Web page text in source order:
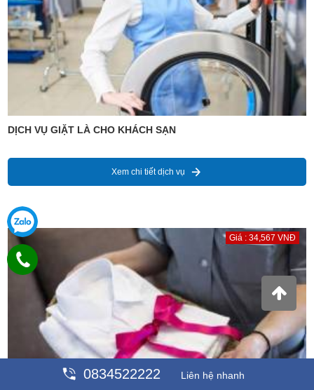
DỊCH VỤ GIẶT LÀ CHO KHÁCH SẠN
Xem chi tiết dịch vụ
Giá : 34,567 VNĐ
0834522222 Liên hệ nhanh